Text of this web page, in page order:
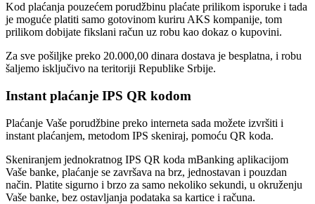
Kod plaćanja pouzećem porudžbinu plaćate prilikom isporuke i tada
je moguće platiti samo gotovinom kuriru AKS kompanije, tom
prilikom dobijate fikslani račun uz robu kao dokaz o kupovini.
Za sve pošiljke preko 20.000,00 dinara dostava je besplatna, i robu
šaljemo isključivo na teritoriji Republike Srbije.
Instant plaćanje IPS QR kodom
Plaćanje Vaše porudžbine preko interneta sada možete izvršiti i
instant plaćanjem, metodom IPS skeniraj, pomoću QR koda.
Skeniranjem jednokratnog IPS QR koda mBanking aplikacijom
Vaše banke, plaćanje se završava na brz, jednostavan i pouzdan
način. Platite sigurno i brzo za samo nekoliko sekundi, u okruženju
Vaše banke, bez ostavljanja podataka sa kartice i računa.